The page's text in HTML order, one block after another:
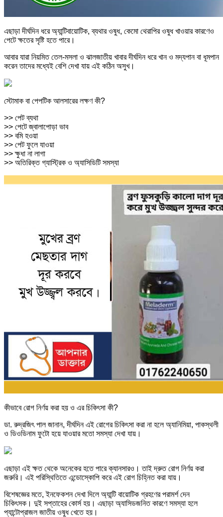
এছাড়া দীর্ঘদিন ধরে অ্যান্টিবায়োটিক, ব্যথার ওষুধ, কেমো থেরাপির ওষুধ খাওয়ার কারণেও
পেটে ক্ষতের সৃষ্টি হতে পারে।
আবার যারা নিয়মিত তেল-মসলা ও ঝালজাতীয় খাবার দীর্ঘদিন ধরে খান ও মদ্যপান বা ধূমপান
করেন তাদের মধ্যেই বেশি দেখা যায় এই কঠিন অসুখ।
স্টোমাক বা পেপটিক আলসারের লক্ষণ কী?
>> পেট ব্যথা
>> পেটে জ্বালাপোড়া ভাব
>> বমি হওয়া
>> পেট ফুলে যাওয়া
>> ক্ষুধা না লাগা
>> অতিরিক্ত গ্যাস্ট্রিক ও অ্যাসিডিটি সমস্যা
কীভাবে রোগ নির্ণয় করা হয় ও এর চিকিৎসা কী?
ডা. রুদ্রজিৎ পাল জানান, দীর্ঘদিন এই রোগের চিকিৎসা করা না হলে অ্যানিমিয়া, পাকস্থলী
ও ডিওডিনাম ফুটো হয়ে যাওয়ার মতো সমস্যা দেখা যায়।
এছাড়া এই ক্ষত থেকে অনেকের হতে পারে ক্যানসারও। তাই দ্রুত রোগ নির্ণয় করা
জরুরি। এই পরিস্থিতিতে এন্ডোস্কোপি করে এই রোগ চিহ্নিত করা যায়।
বিশেষজ্ঞের মতে, ইনফেকশন দেখা দিলে অ্যান্টি বায়োটিক গ্রহণের পরামর্শ দেন
চিকিৎসক। দুই সপ্তাহের কোর্স হয়। এছাড়া অ্যাসিডজনিত কারণে সমস্যা হলে
প্যান্টোপ্রাজল জাতীয় ওষুধ খেতে হয়।